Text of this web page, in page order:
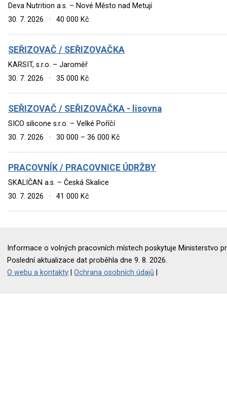
Deva Nutrition a.s. – Nové Město nad Metují
30. 7. 2026
· 40 000 Kč
SEŘIZOVAČ / SEŘIZOVAČKA
KARSIT, s.r.o. – Jaroměř
30. 7. 2026
· 35 000 Kč
SEŘIZOVAČ / SEŘIZOVAČKA - lisovna
SICO silicone s.r.o. – Velké Poříčí
30. 7. 2026
· 30 000 – 36 000 Kč
PRACOVNÍK / PRACOVNICE ÚDRŽBY
SKALIČAN a.s. – Česká Skalice
30. 7. 2026
· 41 000 Kč
Informace o volných pracovních místech poskytuje Ministerstvo
Poslední aktualizace dat proběhla dne 9. 8. 2026.
O webu a kontakty |Ochrana osobních údajů